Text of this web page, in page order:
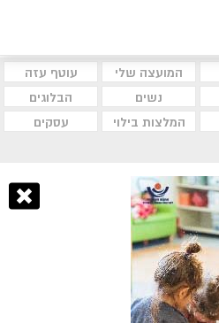
המועצה שלי
עוטף עזה
נשים
הבלוגים
המלצות בילוי
עסקים